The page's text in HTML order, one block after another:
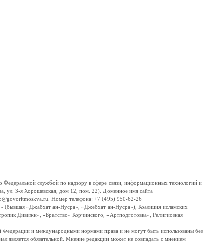
службой по надзору в сфере связи, информационных технологий и
ул. 3-я Хорошевская, дом 12, пом. 22). Доменное имя сайта
Номер телефона: +7 (495) 950-62-26
(бывшая «Джабхат ан-Нусра», «Джебхат ан-Нусра»), Коалиция исламских
Дивижн», «Братство» Корчинского, «Артподготовка», Религиозная
Федерации и международными нормами права и не могут быть использованы без
является обязательной. Мнение редакции может не совпадать с мнением